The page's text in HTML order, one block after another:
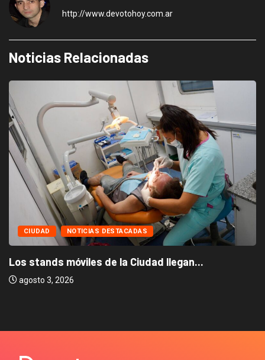
http://www.devotohoy.com.ar
Noticias Relacionadas
CIUDAD NOTICIAS DESTACADAS
Los stands móviles de la Ciudad llegan...
agosto 3, 2026